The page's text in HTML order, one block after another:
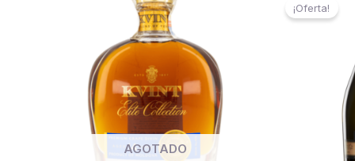
AGOTADO
¡Oferta!